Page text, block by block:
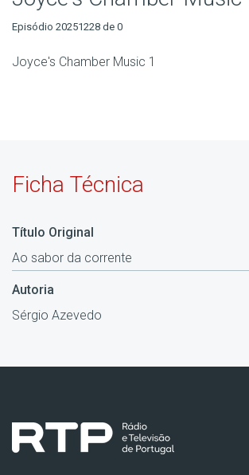
Episódio 20251228 de 0
Joyce's Chamber Music 1
Ficha Técnica
Título Original
Ao sabor da corrente
Autoria
Sérgio Azevedo